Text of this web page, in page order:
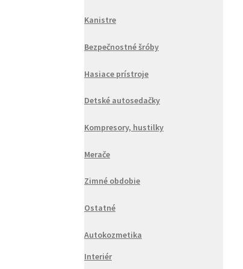
Kanistre
Bezpečnostné šróby
Hasiace prístroje
Detské autosedačky
Kompresory, hustilky
Merače
Zimné obdobie
Ostatné
Autokozmetika
Interiér